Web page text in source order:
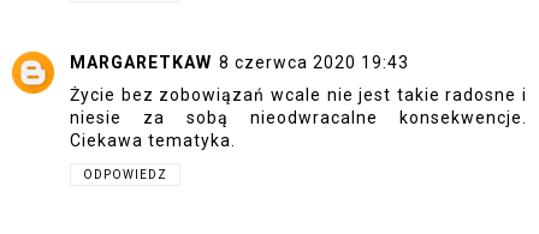
MARGARETKAW 8 czerwca 2020 19:43
Życie bez zobowiązań wcale nie jest takie radosne i
niesie za sobą nieodwracalne konsekwencje.
Ciekawa tematyka.
ODPOWIEDZ